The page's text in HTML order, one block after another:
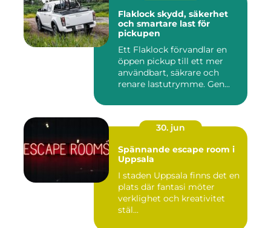
Flaklock skydd, säkerhet
och smartare last för
pickupen
Ett Flaklock förvandlar en
öppen pickup till ett mer
användbart, säkrare och
renare lastutrymme. Gen...
30. jun
Spännande escape room i
Uppsala
I staden Uppsala finns det en
plats där fantasi möter
verklighet och kreativitet
stäl...